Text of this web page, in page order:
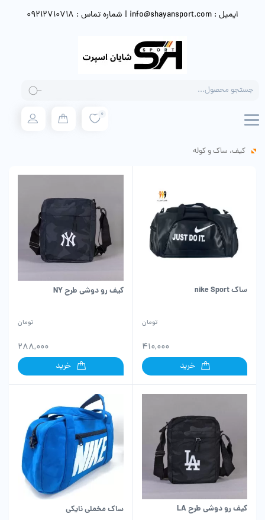
ایمیل : info@shayansport.com | شماره تماس : 09212710718
search
0
کیف، ساک و کوله
ساک nike Sport
410,000
تومان
خرید
کیف رو دوشی طرح NY
288,000
تومان
خرید
کیف رو دوشی طرح LA ساک مخملی نایکی